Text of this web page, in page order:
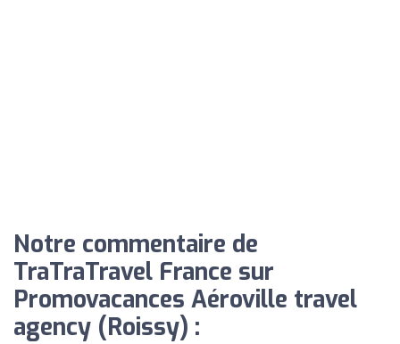
Notre commentaire de
TraTraTravel France sur
Promovacances Aéroville travel
agency (Roissy) :